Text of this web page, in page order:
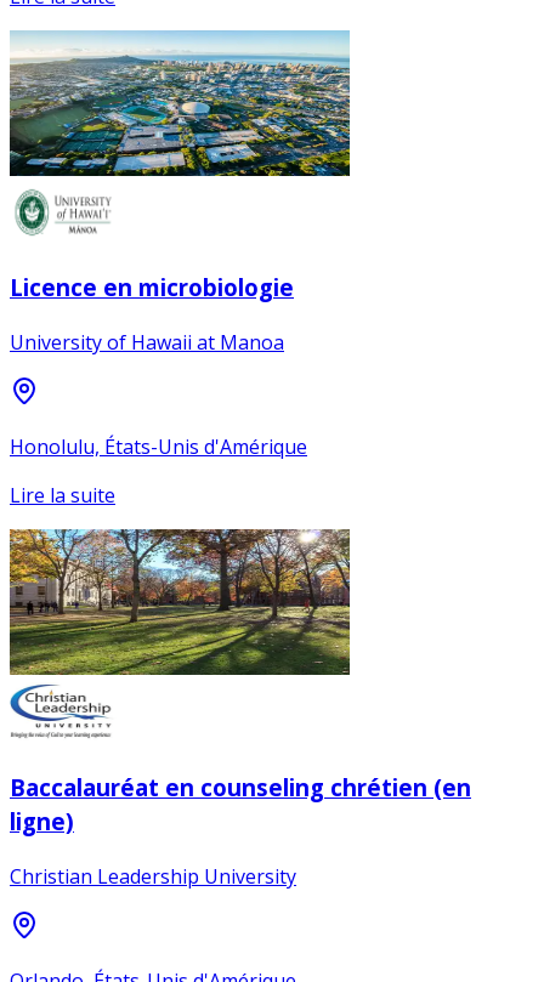
Licence en microbiologie
University of Hawaii at Manoa
Honolulu, États-Unis d'Amérique
Lire la suite
Baccalauréat en counseling chrétien (en
ligne)
Christian Leadership University